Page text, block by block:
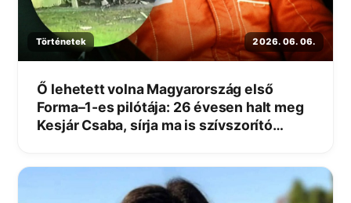
Történetek 2026. 06. 06.
Ő lehetett volna Magyarország első
Forma–1-es pilótája: 26 évesen halt meg
Kesjár Csaba, sírja ma is szívszorító